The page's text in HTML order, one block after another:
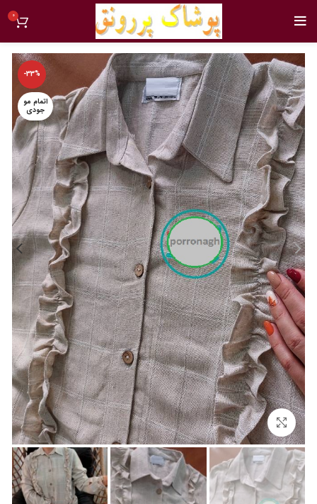
0
-33%
اتمام مو
جودی
بزرگنمایی تصویر